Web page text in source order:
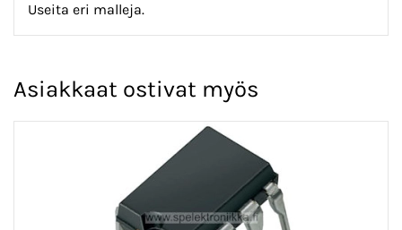
Useita eri malleja.
Asiakkaat ostivat myös